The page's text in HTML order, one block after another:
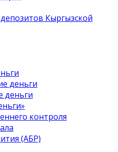
Кыргызской
деньги
деньги
контроля
(АБР)